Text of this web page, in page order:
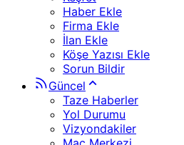
Haber Ekle
Firma Ekle
İlan Ekle
Köşe Yazısı Ekle
Sorun Bildir
Güncel
Taze Haberler
Yol Durumu
Vizyondakiler